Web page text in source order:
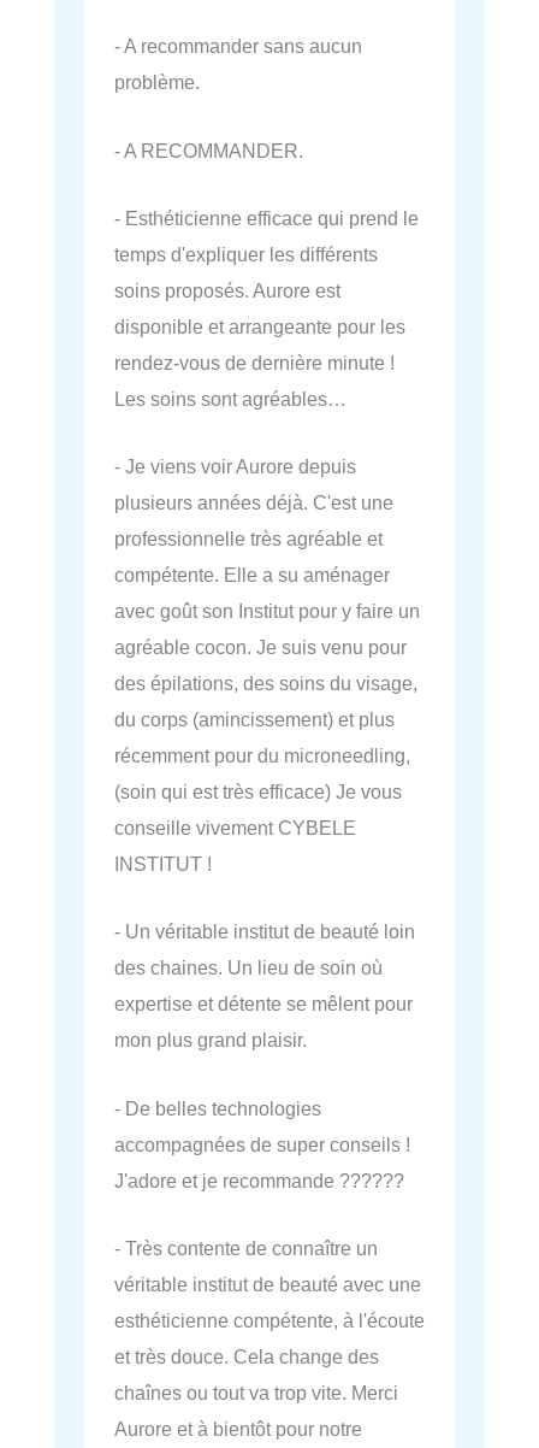
- A recommander sans aucun
problème.
- A RECOMMANDER.
- Esthéticienne efficace qui prend le
temps d'expliquer les différents
soins proposés. Aurore est
disponible et arrangeante pour les
rendez-vous de dernière minute !
Les soins sont agréables…
- Je viens voir Aurore depuis
plusieurs années déjà. C'est une
professionnelle très agréable et
compétente. Elle a su aménager
avec goût son Institut pour y faire un
agréable cocon. Je suis venu pour
des épilations, des soins du visage,
du corps (amincissement) et plus
récemment pour du microneedling,
(soin qui est très efficace) Je vous
conseille vivement CYBELE
INSTITUT !
- Un véritable institut de beauté loin
des chaines. Un lieu de soin où
expertise et détente se mêlent pour
mon plus grand plaisir.
- De belles technologies
accompagnées de super conseils !
J'adore et je recommande ??????
- Très contente de connaître un
véritable institut de beauté avec une
esthéticienne compétente, à l'écoute
et très douce. Cela change des
chaînes ou tout va trop vite. Merci
Aurore et à bientôt pour notre